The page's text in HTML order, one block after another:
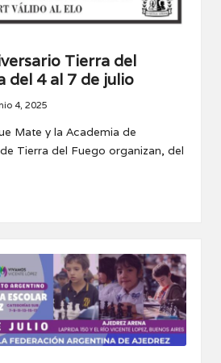
Tierra del
del 4 al 7 de julio
4, 2025
Mate y la Academia de
Tierra del Fuego organizan, del